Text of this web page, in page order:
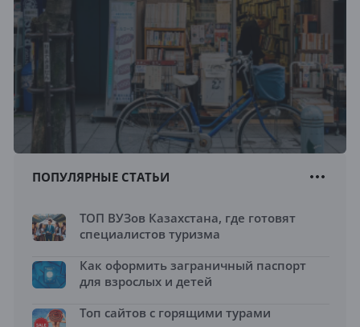
ПОПУЛЯРНЫЕ СТАТЬИ
ТОП ВУЗов Казахстана, где готовят
специалистов туризма
Как оформить заграничный паспорт
для взрослых и детей
Топ сайтов с горящими турами